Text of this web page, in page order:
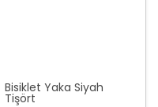
Bisiklet Yaka Siyah
Tişört